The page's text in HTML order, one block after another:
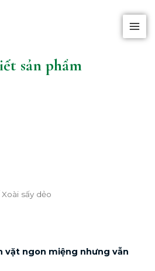
sản phẩm
Xoài sấy dẻo
vặt ngon miệng nhưng vẫn